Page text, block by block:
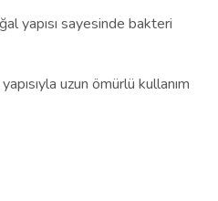
yapısı sayesinde bakteri
uzun ömürlü kullanım